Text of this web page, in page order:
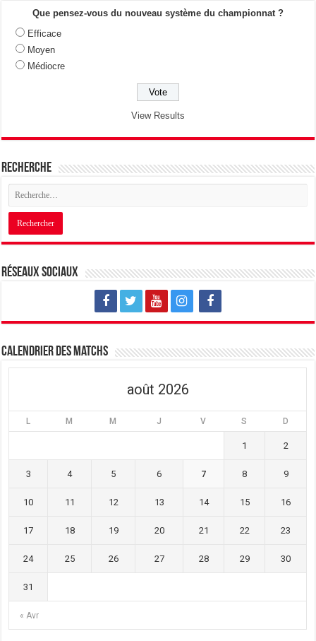
Que pensez-vous du nouveau système du championnat ?
Efficace
Moyen
Médiocre
View Results
Recherche
Réseaux sociaux
Calendrier des matchs
août 2026
L M M J V S D
« Avr
1 2
3 4 5 6 7 8 9
10 11 12 13 14 15 16
17 18 19 20 21 22 23
24 25 26 27 28 29 30
31